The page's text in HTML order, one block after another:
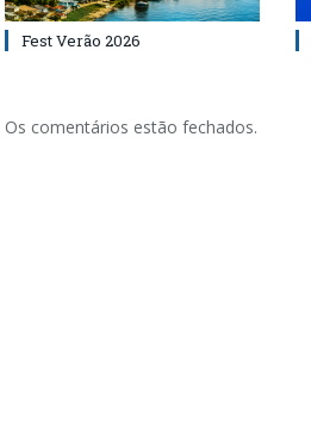
Fest Verão 2026
Os comentários estão fechados.